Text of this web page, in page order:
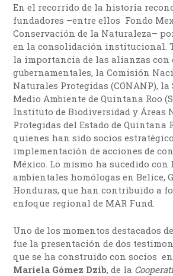
En el recorrido de la historia
fundadores –entre ellos Fondo
Conservación de la Naturaleza–
en la consolidación institucional.
la importancia de las alianzas con
gubernamentales, la Comisión
Naturales Protegidas (CONANP), la
Medio Ambiente de Quintana Roo
Instituto de Biodiversidad y Áreas
Protegidas del Estado de Quintana
quienes han sido socios
implementación de acciones de
México. Lo mismo ha sucedido con
ambientales homólogas en Belice,
Honduras, que han contribuido a
enfoque regional de MAR Fund.
Uno de los momentos destacados
fue la presentación de dos
que se ha construido con socios
Mariela Gómez Dzib, de la